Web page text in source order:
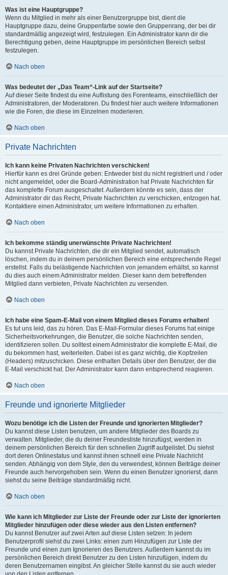
Was ist eine Hauptgruppe?
Wenn du Mitglied in mehr als einer Benutzergruppe bist, dient die
Hauptgruppe dazu, deine Gruppenfarbe sowie den Gruppenrang, der bei dir
standardmäßig angezeigt wird, festzulegen. Ein Administrator kann dir die
Berechtigung geben, deine Hauptgruppe im persönlichen Bereich selbst
festzulegen.
Nach oben
Was bedeutet der „Das Team“-Link auf der Startseite?
Auf dieser Seite findest du eine Auflistung des Forenteams, einschließlich der
Administratoren, der Moderatoren. Du findest hier auch weitere Informationen
wie die Foren, die diese im Einzelnen moderieren.
Nach oben
Private Nachrichten
Ich kann keine Privaten Nachrichten verschicken!
Hierfür kann es drei Gründe geben: Entweder bist du nicht registriert und / oder
nicht angemeldet, oder die Board-Administration hat Private Nachrichten für
das komplette Forum ausgeschaltet. Außerdem könnte es sein, dass der
Administrator dir das Recht, Private Nachrichten zu verschicken, entzogen hat.
Kontaktiere einen Administrator, um weitere Informationen zu erhalten.
Nach oben
Ich bekomme ständig unerwünschte Private Nachrichten!
Du kannst Private Nachrichten, die dir ein Mitglied sendet, automatisch
löschen, indem du in deinem persönlichen Bereich eine entsprechende Regel
erstellst. Falls du belästigende Nachrichten von jemandem erhältst, so kannst
du dies auch einem Administrator melden. Dieser kann dem betreffenden
Mitglied dann verbieten, Private Nachrichten zu versenden.
Nach oben
Ich habe eine Spam-E-Mail von einem Mitglied dieses Forums erhalten!
Es tut uns leid, das zu hören. Das E-Mail-Formular dieses Forums hat einige
Sicherheitsvorkehrungen, die Benutzer, die solche Nachrichten senden,
identifizieren sollen. Du solltest einem Administrator die komplette E-Mail, die
du bekommen hast, weiterleiten. Dabei ist es ganz wichtig, die Kopfzeilen
(Headers) mitzuschicken. Diese enthalten Details über den Benutzer, der die
E-Mail verschickt hat. Der Administrator kann dann entsprechend reagieren.
Nach oben
Freunde und ignorierte Mitglieder
Wozu benötige ich die Listen der Freunde und ignorierten Mitglieder?
Du kannst diese Listen benutzen, um andere Mitglieder des Boards zu
verwalten. Mitglieder, die du deiner Freundesliste hinzufügst, werden in
deinem persönlichen Bereich für den schnellen Zugriff aufgelistet. Du siehst
dort deren Onlinestatus und kannst ihnen schnell eine Private Nachricht
senden. Abhängig von dem Style, den du verwendest, können Beiträge deiner
Freunde auch hervorgehoben sein. Wenn du einen Benutzer ignorierst, dann
siehst du seine Beiträge standardmäßig nicht.
Nach oben
Wie kann ich Mitglieder zur Liste der Freunde oder zur Liste der ignorierten
Mitglieder hinzufügen oder diese wieder aus den Listen entfernen?
Du kannst Benutzer auf zwei Arten auf diese Listen setzen: In jedem
Benutzerprofil siehst du zwei Links: einen zum Hinzufügen zur Liste der
Freunde und einen zum Ignorieren des Benutzers. Außerdem kannst du im
persönlichen Bereich direkt Benutzer zu den Listen hinzufügen, indem du
deren Benutzernamen eingibst. An gleicher Stelle kannst du sie auch wieder